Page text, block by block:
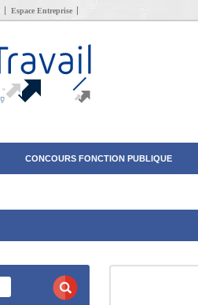
Espace Entreprise
CONCOURS FONCTION PUBLIQUE